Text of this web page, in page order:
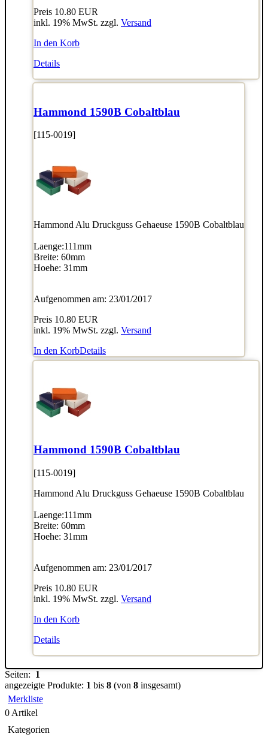
Preis 10.80 EUR
inkl. 19% MwSt. zzgl. Versand
In den Korb
Details
Hammond 1590B Cobaltblau
[115-0019]
Hammond Alu Druckguss Gehaeuse 1590B Cobaltblau
Laenge:111mm
Breite: 60mm
Hoehe: 31mm
Aufgenommen am: 23/01/2017
Preis 10.80 EUR
inkl. 19% MwSt. zzgl. Versand
In den KorbDetails
Hammond 1590B Cobaltblau
[115-0019]
Hammond Alu Druckguss Gehaeuse 1590B Cobaltblau
Laenge:111mm
Breite: 60mm
Hoehe: 31mm
Aufgenommen am: 23/01/2017
Preis 10.80 EUR
inkl. 19% MwSt. zzgl. Versand
In den Korb
Details
Seiten: 1
angezeigte Produkte: 1 bis 8 (von 8 insgesamt)
Merkliste
0 Artikel
Kategorien